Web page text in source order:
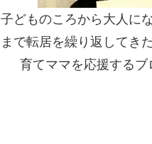
子どものころから大人に
まで転居を繰り返してき
育てママを応援するブ